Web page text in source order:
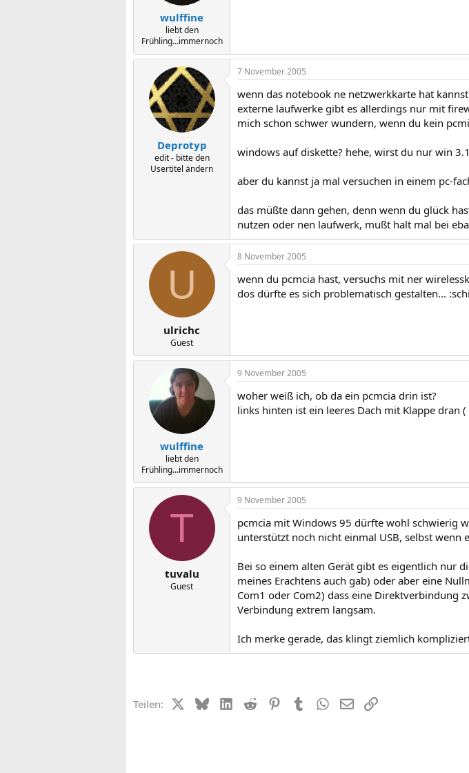
wulffine
liebt den
Frühling...immernoch
Deprotyp
edit - bitte den
Usertitel ändern
7 November 2005
wenn das notebook ne netzwerkkarte hat
externe laufwerke gibt es allerdings nur mit
mich schon schwer wundern, wenn du kein
windows auf diskette? hehe, wirst du nur win
aber du kannst ja mal versuchen in einem pc-
das müßte dann gehen, denn wenn du glück
nutzen oder nen laufwerk, mußt halt mal bei
U
ulrichc
Guest
8 November 2005
wenn du pcmcia hast, versuchs mit ner
dos dürfte es sich problematisch gestalten...
wulffine
liebt den
Frühling...immernoch
9 November 2005
woher weiß ich, ob da ein pcmcia drin ist?
links hinten ist ein leeres Dach mit Klappe dran
T
tuvalu
Guest
9 November 2005
pcmcia mit Windows 95 dürfte wohl schwierig
unterstützt noch nicht einmal USB, selbst wenn
Bei so einem alten Gerät gibt es eigentlich nur
meines Erachtens auch gab) oder aber eine
Com1 oder Com2) dass eine Direktverbindung
Verbindung extrem langsam.
Ich merke gerade, das klingt ziemlich
Teilen: X (Twitter)
BlueskyLinkedIn
Reddit PinterestTumblrWhatsApp
E-MailLink